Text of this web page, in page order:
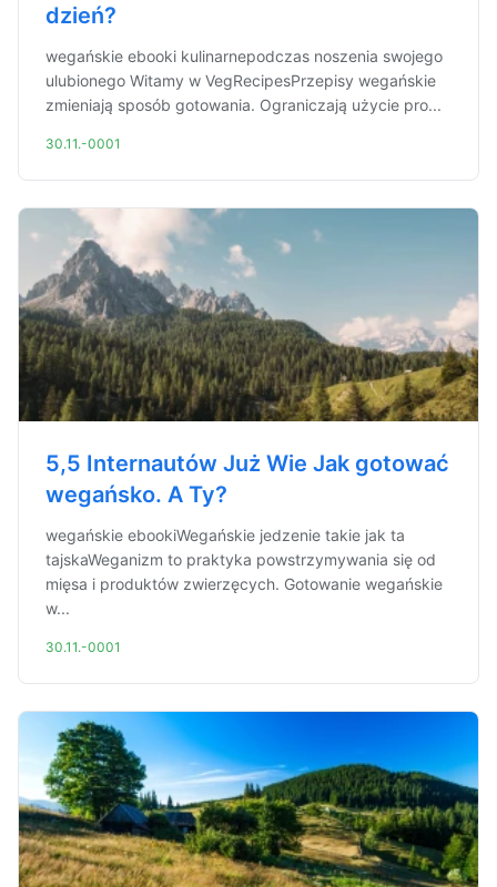
dzień?
wegańskie ebooki kulinarnepodczas noszenia swojego
ulubionego Witamy w VegRecipesPrzepisy wegańskie
zmieniają sposób gotowania. Ograniczają użycie pro...
30.11.-0001
5,5 Internautów Już Wie Jak gotować
wegańsko. A Ty?
wegańskie ebookiWegańskie jedzenie takie jak ta
tajskaWeganizm to praktyka powstrzymywania się od
mięsa i produktów zwierzęcych. Gotowanie wegańskie
w...
30.11.-0001